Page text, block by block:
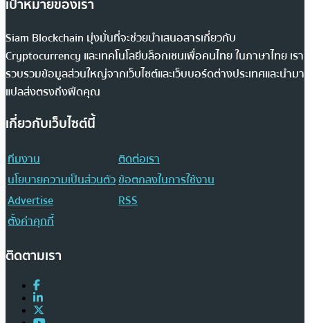
เป้าหมายของเรา
Siam Blockchain มุ่งมั่นที่จะช่วยนำเสนอสารเกี่ยวกับ
Cryptocurrency และเทคโนโลยีบล็อกเชนเพื่อคนไทย ในภาษาไทย เรา
รวบรวมข้อมูลส่วนใหญ่จากเว็บไซต์และเว็บบอร์ดต่างประเทศและนำมา
แปลส่งตรงถึงฟีดคุณ
เกี่ยวกับเว็บไซต์นี้
ทีมงาน
ติดต่อเรา
นโยบายความเป็นส่วนตัวข้อตกลงในการใช้งาน
Advertise
RSS
ตั้งค่าคุกกี้
ติดตามเรา